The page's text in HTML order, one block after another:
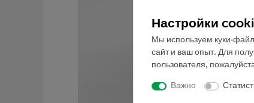
Настройки
Мы используем куки-
сайт и ваш опыт. Для
пользователя,
Важно